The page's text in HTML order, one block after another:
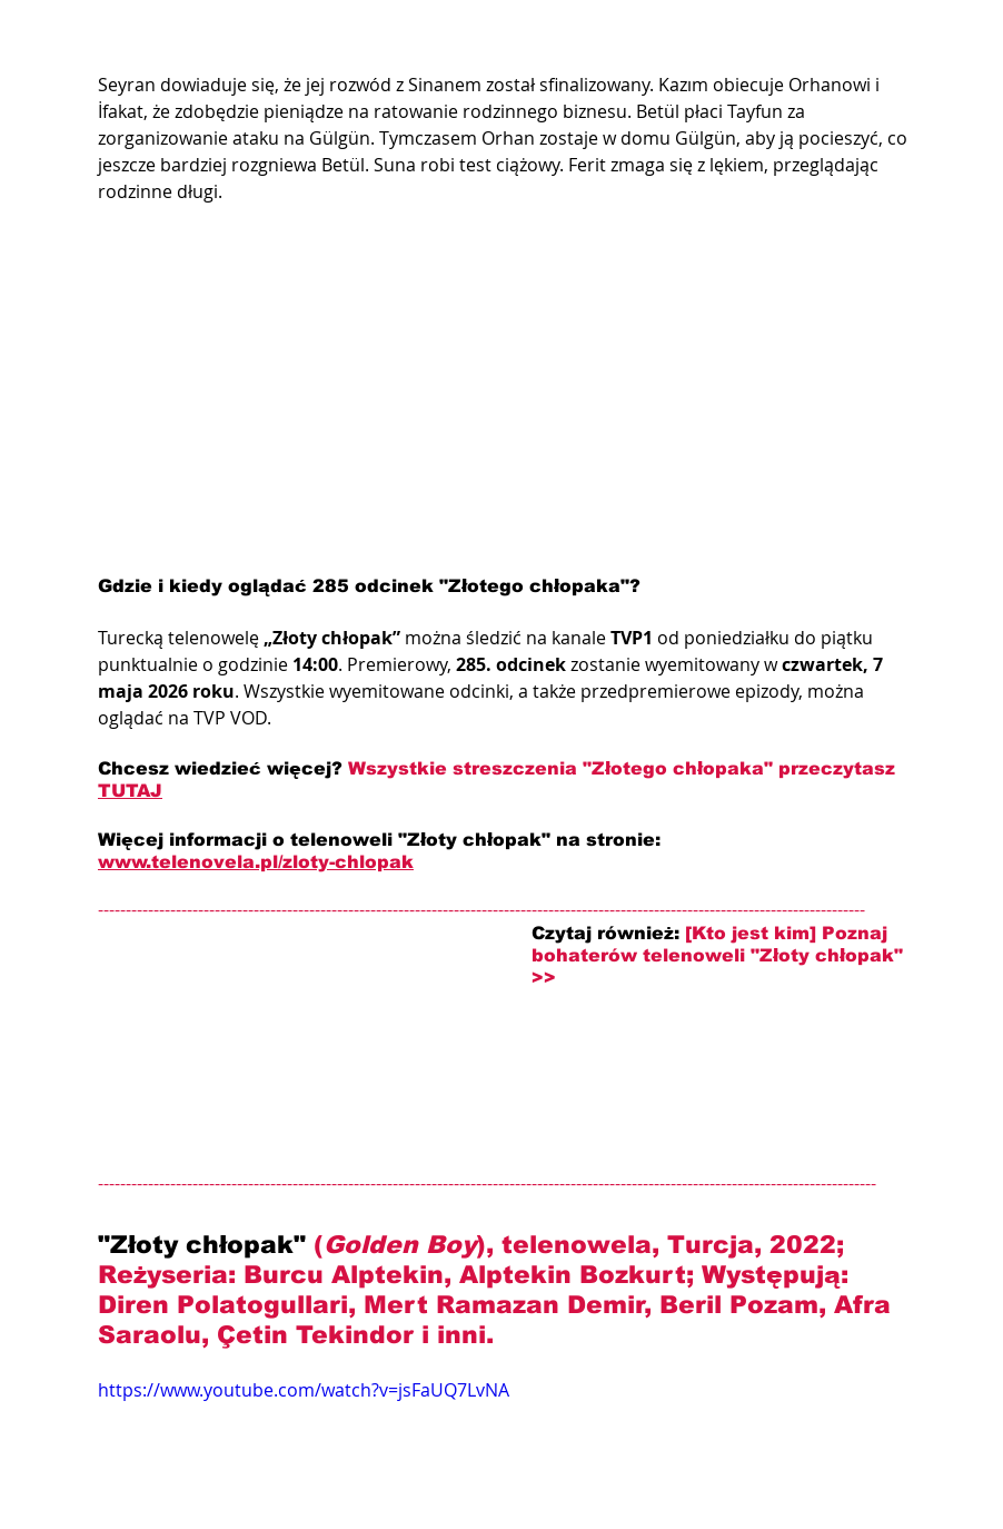
Seyran dowiaduje się, że jej rozwód z Sinanem został sfinalizowany. Kazım obiecuje Orhanowi i
İfakat, że zdobędzie pieniądze na ratowanie rodzinnego biznesu. Betül płaci Tayfun za
zorganizowanie ataku na Gülgün. Tymczasem Orhan zostaje w domu Gülgün, aby ją pocieszyć, co
jeszcze bardziej rozgniewa Betül. Suna robi test ciążowy. Ferit zmaga się z lękiem, przeglądając
rodzinne długi.
Gdzie i kiedy oglądać 285 odcinek "Złotego chłopaka"?
Turecką telenowelę „Złoty chłopak” można śledzić na kanale TVP1 od poniedziałku do piątku
punktualnie o godzinie 14:00. Premierowy, 285. odcinek zostanie wyemitowany w czwartek, 7
maja 2026 roku. Wszystkie wyemitowane odcinki, a także przedpremierowe epizody, można
oglądać na TVP VOD.
Chcesz wiedzieć więcej? Wszystkie streszczenia "Złotego chłopaka" przeczytasz
TUTAJ
Więcej informacji o telenoweli "Złoty chłopak" na stronie:
www.telenovela.pl/zloty-chlopak
------------------------------------------------------------------------------------------------------------------------------------------
Czytaj również: [Kto jest kim] Poznaj
bohaterów telenoweli "Złoty chłopak"
>>
--------------------------------------------------------------------------------------------------------------------------------------------
"Złoty chłopak" (Golden Boy), telenowela, Turcja, 2022;
Reżyseria: Burcu Alptekin, Alptekin Bozkurt; Występują:
Diren Polatogullari, Mert Ramazan Demir, Beril Pozam, Afra
Saraolu, Çetin Tekindor i inni.
https://www.youtube.com/watch?v=jsFaUQ7LvNA